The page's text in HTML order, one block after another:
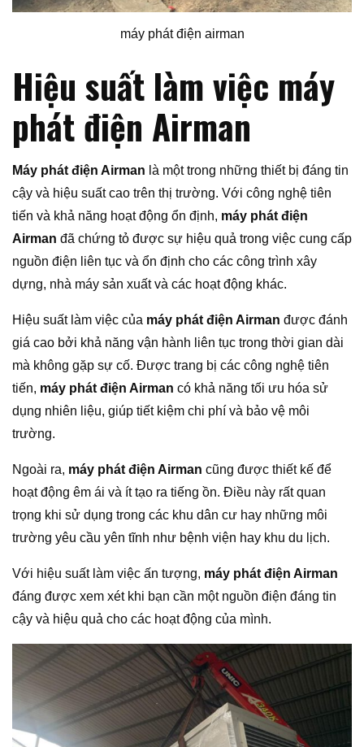
máy phát điện airman
Hiệu suất làm việc máy
phát điện Airman
Máy phát điện Airman là một trong những thiết bị đáng tin
cậy và hiệu suất cao trên thị trường. Với công nghệ tiên
tiến và khả năng hoạt động ổn định, máy phát điện
Airman đã chứng tỏ được sự hiệu quả trong việc cung cấp
nguồn điện liên tục và ổn định cho các công trình xây
dựng, nhà máy sản xuất và các hoạt động khác.
Hiệu suất làm việc của máy phát điện Airman được đánh
giá cao bởi khả năng vận hành liên tục trong thời gian dài
mà không gặp sự cố. Được trang bị các công nghệ tiên
tiến, máy phát điện Airman có khả năng tối ưu hóa sử
dụng nhiên liệu, giúp tiết kiệm chi phí và bảo vệ môi
trường.
Ngoài ra, máy phát điện Airman cũng được thiết kế để
hoạt động êm ái và ít tạo ra tiếng ồn. Điều này rất quan
trọng khi sử dụng trong các khu dân cư hay những môi
trường yêu cầu yên tĩnh như bệnh viện hay khu du lịch.
Với hiệu suất làm việc ấn tượng, máy phát điện Airman
đáng được xem xét khi bạn cần một nguồn điện đáng tin
cậy và hiệu quả cho các hoạt động của mình.